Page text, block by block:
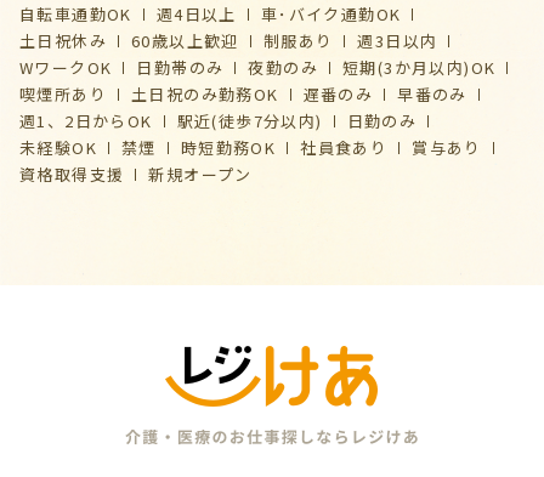
自転車通勤OK
週4日以上
車･バイク通勤OK
土日祝休み
60歳以上歓迎 制服あり
週3日以内
WワークOK
日勤帯のみ 夜勤のみ
短期(3か月以内)OK
喫煙所あり
土日祝のみ勤務OK 遅番のみ
早番のみ
週1、2日からOK
駅近(徒歩7分以内)
日勤のみ
未経験OK
禁煙 時短勤務OK 社員食あり
賞与あり
資格取得支援
新規オープン